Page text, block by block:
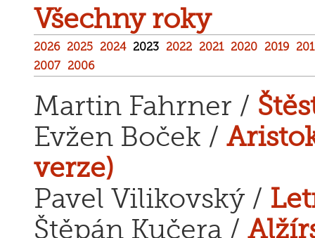
Všechny roky
2026 2025 2024 2023 2022 2021 2020 2019
2007
2006
Martin Fahrner /
Evžen Boček /
verze)
Pavel Vilikovský /
Štěpán Kučera /